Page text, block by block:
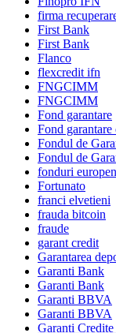
firma
First Bank
First Bank
Flanco
flexcredit ifn
FNGCIMM
FNGCIMM
Fond garantare
Fond garantare
Fondul de
Fondul de
fonduri
Fortunato
franci elvetieni
frauda bitcoin
fraude
garant credit
Garantarea
Garanti Bank
Garanti Bank
Garanti BBVA
Garanti BBVA
Garanti